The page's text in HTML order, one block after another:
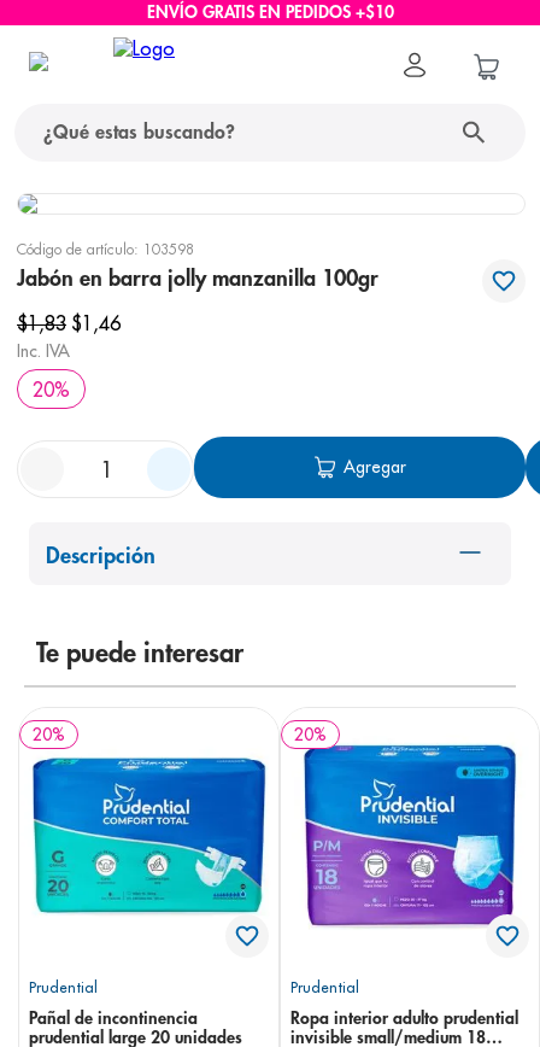
ENVÍO GRATIS EN PEDIDOS +$10
Código de artículo: 103598
Jabón en barra jolly manzanilla 100gr
$1,83 $1 ,46
Inc. IVA
20%
Agregar
Descripción
Te puede interesar
20%
Prudential
Pañal de incontinencia
prudential large 20 unidades
20%
Prudential
Ropa interior adulto prudential
invisible small/medium 18
términos más buscados
1. protector solar
2. pañales
3.
4. cerave
5. nivea
shampoo
8. panolini
10.desodorante